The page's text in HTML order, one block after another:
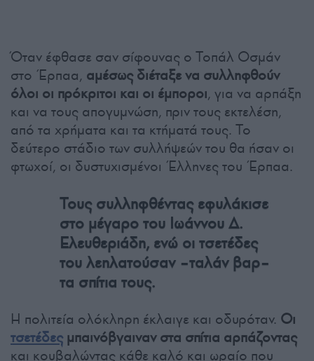
Όταν έφθασε σαν σίφουνας ο Τοπάλ Οσμάν
στο Έρπαα, αμέσως διέταξε να συλληφθούν
όλοι οι πρόκριτοι και οι έμποροι, για να αρπάξη
και να τους απογυμνώση, πριν τους εκτελέση,
από τα χρήματα και τα κτήματά τους. Το
δεύτερο στάδιο των συλλήψεών του θα ήσαν οι
φτωχοί, οι δυστυχισμένοι Έλληνες του Έρπαα.
Τους συλληφθέντας εφυλάκισε
στο μέγαρο του Ιωάννου Δ.
Ελευθεριάδη, ενώ οι τσετέδες
του λεηλατούσαν –ταλάν βαρ–
τα σπίτια τους.
Η πολιτεία ολόκληρη έκλαιγε και οδυρόταν. Οι
τσετέδες μπαινόβγαιναν στα σπίτια αρπάζοντας
και κουβαλώντας κάθε καλό και ωραίο που